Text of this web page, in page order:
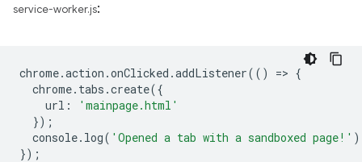
service-worker.js:
chrome.action .onClicked .addListener(() => {
chrome. tabs .create({
url :
'mainpage.html'
});
console. log( 'Opened a tab with a sandboxed page!'
});